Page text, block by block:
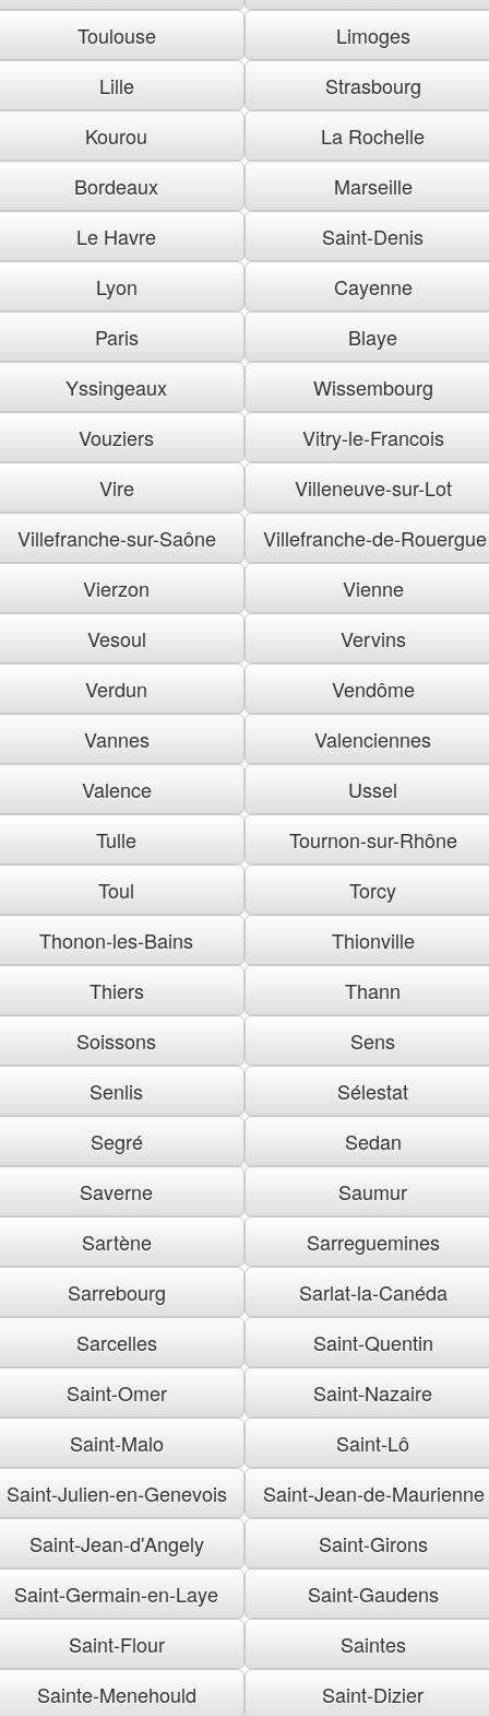
Toulouse
Limoges
Lille
Strasbourg
Kourou
La Rochelle
Bordeaux
Marseille
Le Havre
Saint-Denis
Lyon
Cayenne
Paris
Blaye
Yssingeaux
Wissembourg
Vouziers
Vitry-le-Francois
Vire
Villeneuve-sur-Lot
Villefranche-sur-Saône
Villefranche-de-Rouergue
Vierzon
Vienne
Vesoul
Vervins
Verdun
Vendôme
Vannes
Valenciennes
Valence
Ussel
Tulle
Tournon-sur-Rhône
Toul
Torcy
Thonon-les-Bains
Thionville
Thiers
Thann
Soissons
Sens
Senlis
Sélestat
Segré
Sedan
Saverne
Saumur
Sartène
Sarreguemines
Sarrebourg
Sarlat-la-Canéda
Sarcelles
Saint-Quentin
Saint-Omer
Saint-Nazaire
Saint-Malo
Saint-Lô
Saint-Julien-en-Genevois
Saint-Jean-de-Maurienne
Saint-Jean-d'Angely
Saint-Girons
Saint-Germain-en-Laye
Saint-Gaudens
Saint-Flour
Saintes
Sainte-Menehould
Saint-Dizier